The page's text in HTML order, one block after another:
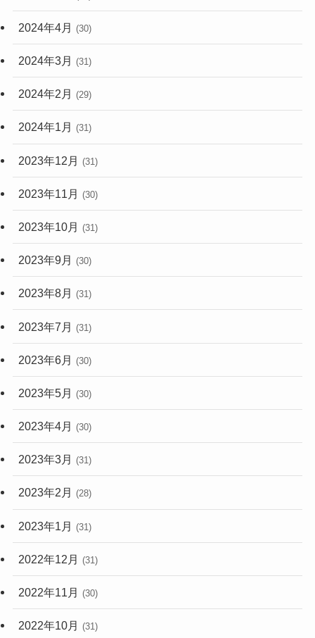
2024年4月 (30)
2024年3月 (31)
2024年2月 (29)
2024年1月 (31)
2023年12月 (31)
2023年11月 (30)
2023年10月 (31)
2023年9月 (30)
2023年8月 (31)
2023年7月 (31)
2023年6月 (30)
2023年5月 (30)
2023年4月 (30)
2023年3月 (31)
2023年2月 (28)
2023年1月 (31)
2022年12月 (31)
2022年11月 (30)
2022年10月 (31)